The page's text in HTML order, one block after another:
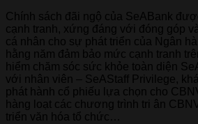
Chính sách đãi ngộ của SeABank
cạnh tranh, xứng đáng với đóng góp
cá nhân cho sự phát triển của Ngân
hằng năm đảm bảo mức cạnh tranh
hiểm chăm sóc sức khỏe toàn diện
với nhân viên – SeAStaff Privilege,
phát hành cổ phiếu lựa chọn cho
hàng loạt các chương trình tri ân
triển văn hóa tổ chức…